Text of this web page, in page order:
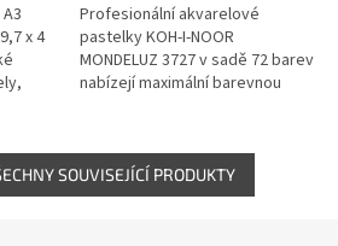
x 4
Profesionální akvarelové
pastelky KOH-I-NOOR
MONDELUZ 3727 v sadě 72 barev
nabízejí maximální barevnou
Umožňují kombinaci...
SOUVISEJÍCÍ PRODUKTY